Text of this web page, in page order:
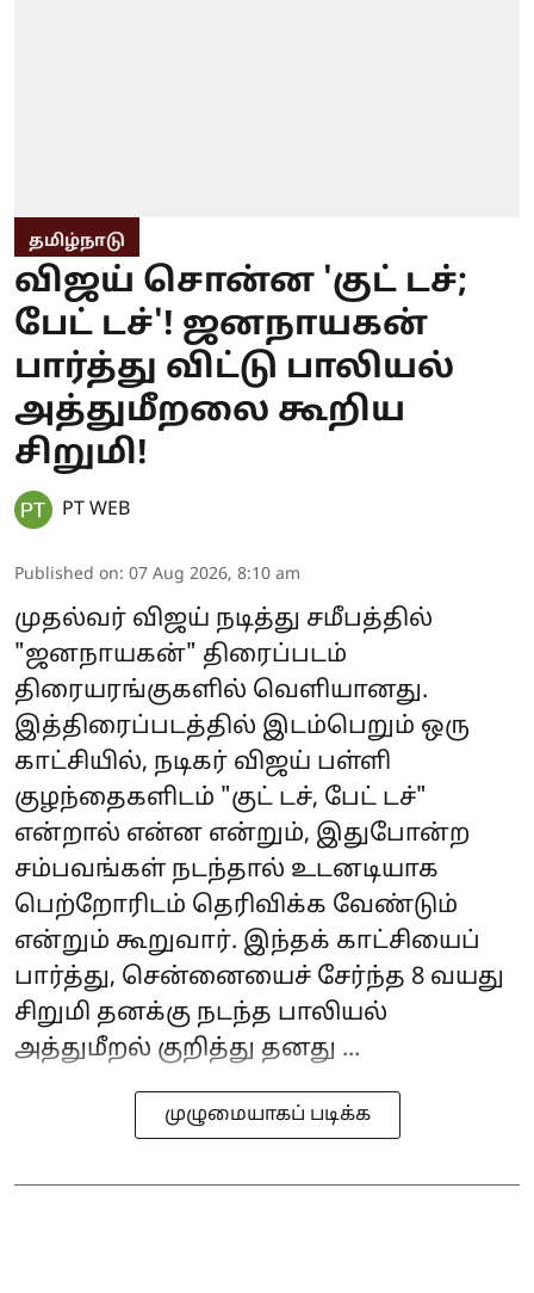
தமிழ்நாடு
விஜய் சொன்ன 'குட் டச்;
பேட் டச்'! ஜனநாயகன்
பார்த்து விட்டு பாலியல்
அத்துமீறலை கூறிய
சிறுமி!
PT WEB
Published on: 07 Aug 2026, 8:10 am
முதல்வர் விஜய் நடித்து சமீபத்தில்
"ஜனநாயகன்" திரைப்படம்
திரையரங்குகளில் வெளியானது.
இத்திரைப்படத்தில் இடம்பெறும் ஒரு
காட்சியில், நடிகர் விஜய் பள்ளி
குழந்தைகளிடம் "குட் டச், பேட் டச்"
என்றால் என்ன என்றும், இதுபோன்ற
சம்பவங்கள் நடந்தால் உடனடியாக
பெற்றோரிடம் தெரிவிக்க வேண்டும்
என்றும் கூறுவார். இந்தக் காட்சியைப்
பார்த்து, சென்னையைச் சேர்ந்த 8 வயது
சிறுமி தனக்கு நடந்த பாலியல்
அத்துமீறல் குறித்து தனது ...
முழுமையாகப் படிக்க